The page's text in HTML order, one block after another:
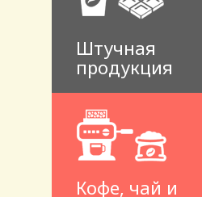
Штучная
продукция
Кофе, чай и